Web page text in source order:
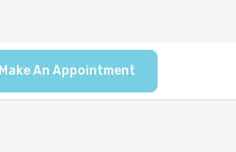
Make An Appointment